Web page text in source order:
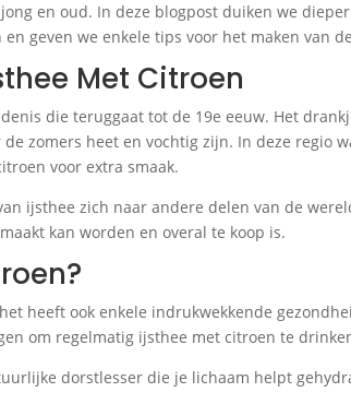
en oud. In deze blogpost duiken we
geven we enkele tips voor het maken van
Met Citroen
die teruggaat tot de 19e eeuw. Het
zomers heet en vochtig zijn. In deze regio
voor extra smaak.
ijsthee zich naar andere delen van de
kan worden en overal te koop is.
heeft ook enkele indrukwekkende
om regelmatig ijsthee met citroen te
dorstlesser die je lichaam helpt